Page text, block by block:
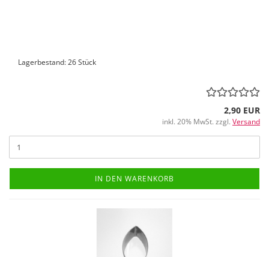
Lagerbestand: 26 Stück
2,90 EUR
inkl. 20% MwSt. zzgl. Versand
IN DEN WARENKORB